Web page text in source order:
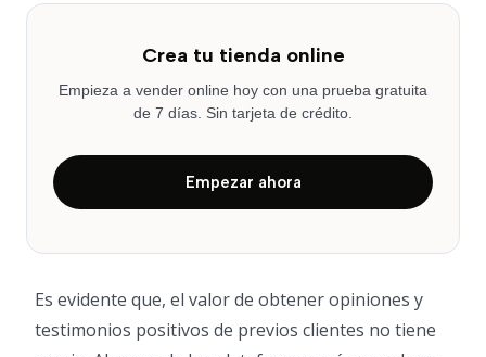
Crea tu tienda online
Empieza a vender online hoy con una prueba gratuita
de 7 días. Sin tarjeta de crédito.
Empezar ahora
Es evidente que, el valor de obtener opiniones y
testimonios positivos de previos clientes no tiene